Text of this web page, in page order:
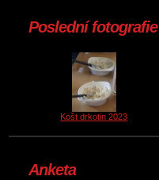
Poslední fotografie
Košt drkotin 2023
Anketa